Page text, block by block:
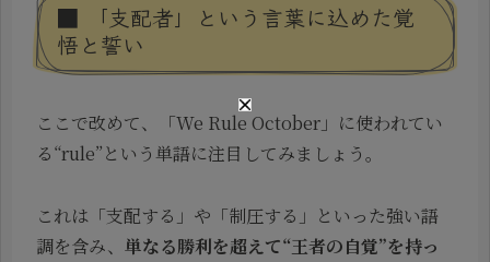
■ 「支配者」という言葉に込めた覚
悟と誓い
ここで改めて、「We Rule October」に使われてい
る“rule”という単語に注目してみましょう。
これは「支配する」や「制圧する」といった強い語
調を含み、 単なる勝利を超えて“王者の自覚”を持っ